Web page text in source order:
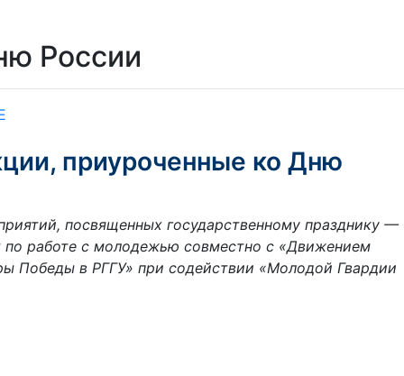
России
приуроченные ко Дню
посвященных государственному празднику —
работе с молодежью совместно с «Движением
Победы в РГГУ» при содействии «Молодой Гвардии